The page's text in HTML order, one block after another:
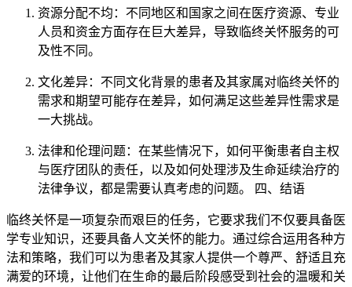
资源分配不均：不同地区和国家之间在医疗资源、专业
人员和资金方面存在巨大差异，导致临终关怀服务的可
及性不同。
文化差异：不同文化背景的患者及其家属对临终关怀的
需求和期望可能存在差异，如何满足这些差异性需求是
一大挑战。
法律和伦理问题：在某些情况下，如何平衡患者自主权
与医疗团队的责任，以及如何处理涉及生命延续治疗的
法律争议，都是需要认真考虑的问题。 四、结语
临终关怀是一项复杂而艰巨的任务，它要求我们不仅要具备医
学专业知识，还要具备人文关怀的能力。通过综合运用各种方
法和策略，我们可以为患者及其家人提供一个尊严、舒适且充
满爱的环境，让他们在生命的最后阶段感受到社会的温暖和关